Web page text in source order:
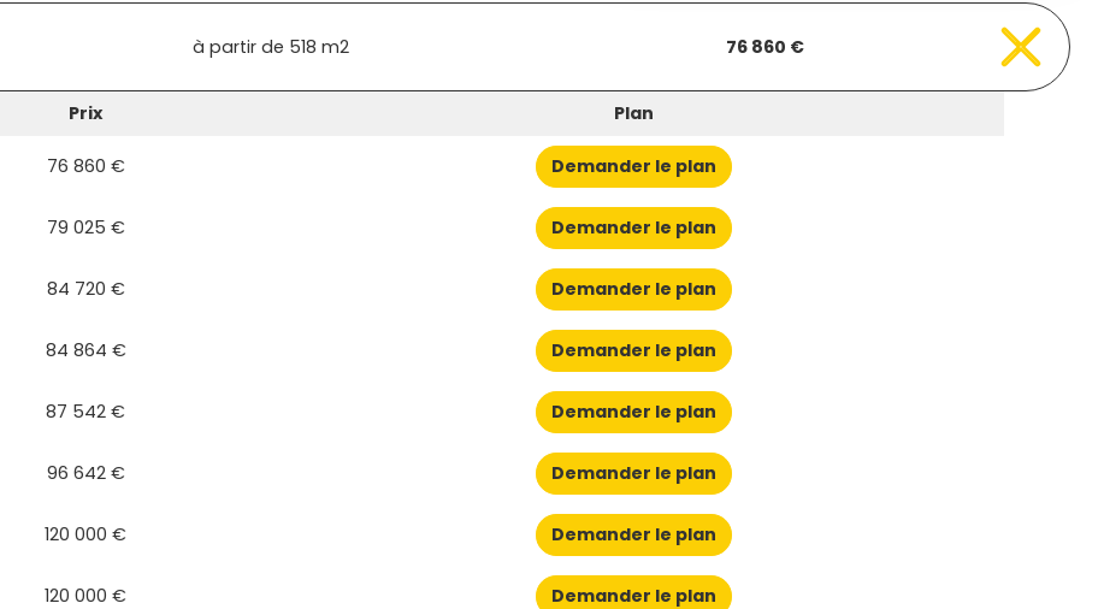
à partir de 518 m2 76 860 €
Prix Plan
76 860 € Demander le plan
79 025 € Demander le plan
84 720 € Demander le plan
84 864 € Demander le plan
87 542 € Demander le plan
96 642 € Demander le plan
120 000 € Demander le plan
120 000 € Demander le plan